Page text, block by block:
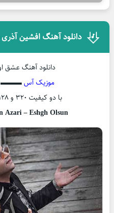
دانلود آهنگ افشین
دانلود آهنگ عشق
موزیک آس▬▬▬
با دو کیفیت ۳۲۰ و ۱۲۸ اکنون در موزیک آس
Azari – Eshgh Olsun